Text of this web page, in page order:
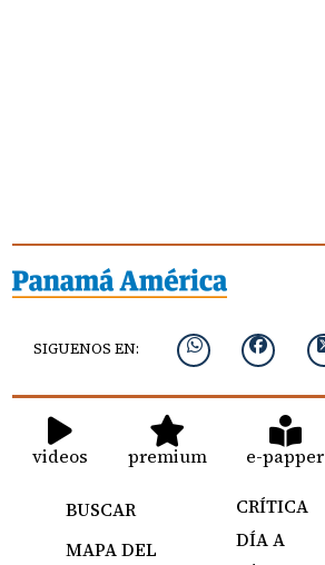
SIGUENOS EN:
videos premium e-papper
BUSCAR
MAPA DEL
CRÍTICA
DÍA A